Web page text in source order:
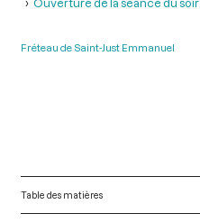
Fréteau de Saint-Just Emmanuel
Table des matières